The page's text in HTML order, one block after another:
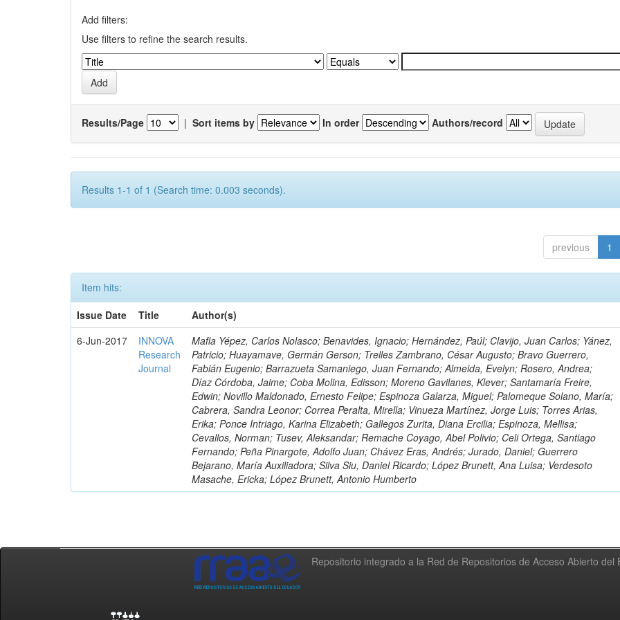
Add filters:
Use filters to refine the search results.
Results/Page | Sort items by In order Authors/record
Results 1-1 of 1 (Search time: 0.003 seconds).
previous 1
Item hits:
Issue Date
Title
Author(s)
6-Jun-2017
INNOVA
Research
Journal
Mafla Yépez, Carlos Nolasco; Benavides, Ignacio; Hernández, Paúl; Clavijo, Juan Carlos; Yánez,
Patricio; Huayamave, Germán Gerson; Trelles Zambrano, César Augusto; Bravo Guerrero,
Fabián Eugenio; Barrazueta Samaniego, Juan Fernando; Almeida, Evelyn; Rosero, Andrea;
Díaz Córdoba, Jaime; Coba Molina, Edisson; Moreno Gavilanes, Klever; Santamaría Freire,
Edwin; Novillo Maldonado, Ernesto Felipe; Espinoza Galarza, Miguel; Palomeque Solano, María;
Cabrera, Sandra Leonor; Correa Peralta, Mirella; Vinueza Martínez, Jorge Luis; Torres Arias,
Erika; Ponce Intriago, Karina Elizabeth; Gallegos Zurita, Diana Ercilia; Espinoza, Mellisa;
Cevallos, Norman; Tusev, Aleksandar; Remache Coyago, Abel Polivio; Celi Ortega, Santiago
Fernando; Peña Pinargote, Adolfo Juan; Chávez Eras, Andrés; Jurado, Daniel; Guerrero
Bejarano, María Auxiliadora; Silva Siu, Daniel Ricardo; López Brunett, Ana Luisa; Verdesoto
Masache, Ericka; López Brunett, Antonio Humberto
Repositorio integrado a la Red de Repositorios de Acceso Abierto del